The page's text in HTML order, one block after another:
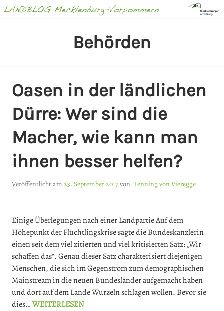
Springe
LANDBLOG
VORPOMMERN
Behörden
Oasen in der ländlichen
Dürre: Wer sind die
Macher, wie kann man
ihnen besser helfen?
Veröffentlicht am 23. September 2017von Henning von Vieregge
Einige Überlegungen nach einer Landpartie Auf dem
Höhepunkt der Flüchtlingskrise sagte die Bundeskanzlerin
einen seit dem viel zitierten und viel kritisierten Satz: „Wir
schaffen das“. Genau dieser Satz charakterisiert diejenigen
Menschen, die sich im Gegenstrom zum demographischen
Mainstream in die neuen Bundesländer aufgemacht haben
und dort auf dem Lande Wurzeln schlagen wollen. Bevor sie
dies…WEITERLESEN